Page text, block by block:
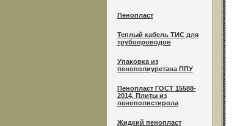
Пенопласт
Теплый кабель ТИС для
трубопроводов
Упаковка из
пенополиуретана ППУ
Пенопласт ГОСТ 15588-
2014, Плиты из
пенополистирола
Жидкий пенопласт